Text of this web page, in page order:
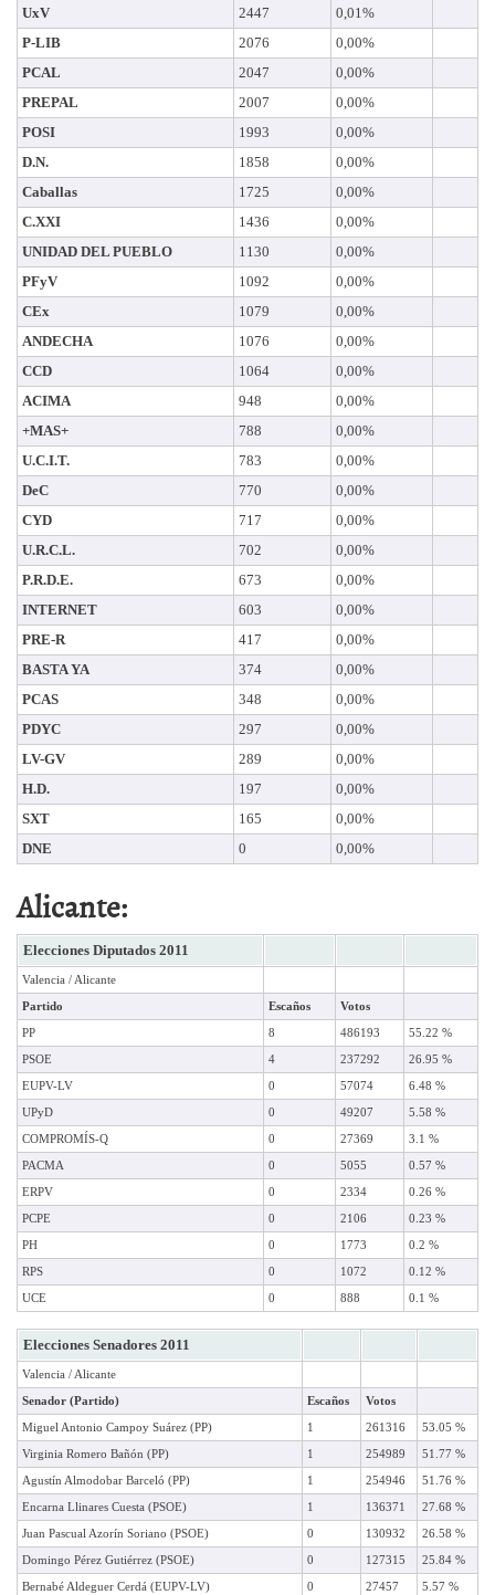
UxV 2447
0,01%
P-LIB
2076
0,00%
PCAL
2047
0,00%
PREPAL
2007
0,00%
POSI
1993
0,00%
D.N.
1858
0,00%
Caballas
1725
0,00%
C.XXI
1436
0,00%
UNIDAD DEL PUEBLO
1130
0,00%
PFyV
1092
0,00%
CEx
1079
0,00%
ANDECHA
1076
0,00%
CCD
1064
0,00%
ACIMA
948
0,00%
+MAS+
788
0,00%
U.C.I.T.
783
0,00%
DeC
770
0,00%
CYD
717
0,00%
U.R.C.L.
702
0,00%
P.R.D.E.
673
0,00%
INTERNET
603
0,00%
PRE-R
417
0,00%
BASTA YA
374
0,00%
PCAS
348
0,00%
PDYC
297
0,00%
LV-GV
289
0,00%
H.D.
197
0,00%
SXT
165
0,00%
DNE
0 0,00%
Alicante:
Elecciones Diputados 2011
Valencia / Alicante
Partido Escaños Votos
PP 8 486193 55.22 %
PSOE 4 237292 26.95 %
EUPV-LV 0 57074 6.48 %
UPyD 0 49207 5.58 %
COMPROMÍS-Q 0 27369 3.1 %
PACMA 0 5055 0.57 %
ERPV 0 2334 0.26 %
PCPE 0 2106 0.23 %
PH 0 1773 0.2 %
RPS 0 1072 0.12 %
UCE 0 888 0.1 %
Elecciones Senadores 2011
Valencia / Alicante
Senador (Partido) Escaños Votos
Miguel Antonio Campoy Suárez (PP) 1 261316 53.05 %
Virginia Romero Bañón (PP) 1 254989 51.77 %
Agustín Almodobar Barceló (PP) 1 254946 51.76 %
Encarna Llinares Cuesta (PSOE) 1 136371 27.68 %
Juan Pascual Azorín Soriano (PSOE) 0 130932 26.58 %
Domingo Pérez Gutiérrez (PSOE) 0 127315 25.84 %
Bernabé Aldeguer Cerdá (EUPV-LV) 0 27457 5.57 %